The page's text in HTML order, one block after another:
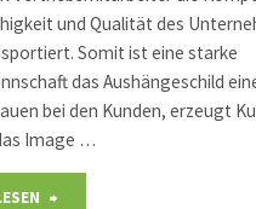
und Qualität des
Somit ist eine starke
das Aushängeschild
bei den Kunden, erzeugt
Image …